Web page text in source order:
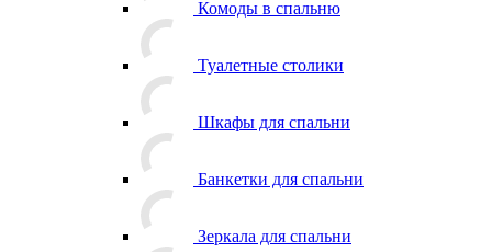
Комоды в спальню
Туалетные столики
Шкафы для спальни
Банкетки для спальни
Зеркала для спальни